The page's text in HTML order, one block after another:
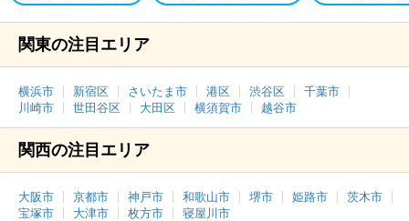
関東の注目エリア
横浜市 新宿区 さいたま市 港区 渋谷区
千葉市
川崎市
世田谷区 大田区 横須賀市 越谷市
関西の注目エリア
大阪市 京都市 神戸市 和歌山市 堺市 姫路市
茨木市
宝塚市
大津市 枚方市 寝屋川市